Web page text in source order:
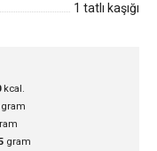
1 tatlı kaşığı
kcal.
gram
gram